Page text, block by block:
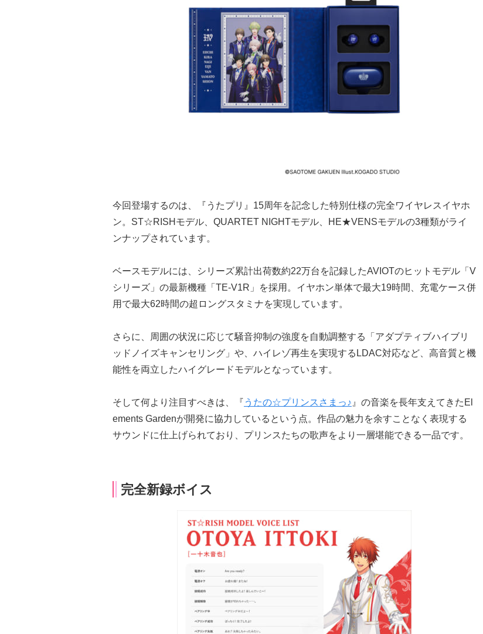
今回登場するのは、『うたプリ』15周年を記念した特別仕様の完全ワイヤレスイヤホ
ン。ST☆RISHモデル、QUARTET NIGHTモデル、HE★VENSモデルの3種類がライ
ンナップされています。
ベースモデルには、シリーズ累計出荷数約22万台を記録したAVIOTのヒットモデル「V
シリーズ」の最新機種「TE-V1R」を採用。イヤホン単体で最大19時間、充電ケース併
用で最大62時間の超ロングスタミナを実現しています。
さらに、周囲の状況に応じて騒音抑制の強度を自動調整する「アダプティブハイブリ
ッドノイズキャンセリング」や、ハイレゾ再生を実現するLDAC対応など、高音質と機
能性を両立したハイグレードモデルとなっています。
そして何より注目すべきは、『 うたの☆プリンスさまっ♪ 』の音楽を長年支えてきたEl
ements Gardenが開発に協力しているという点。作品の魅力を余すことなく表現する
サウンドに仕上げられており、プリンスたちの歌声をより一層堪能できる一品です。
完全新録ボイス